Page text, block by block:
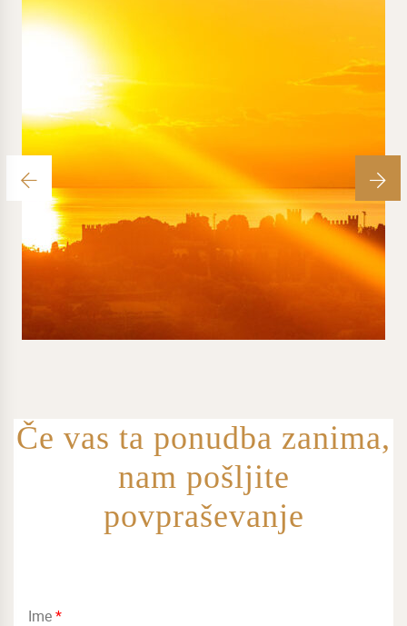
Če vas ta ponudba zanima,
nam pošljite
povpraševanje
Ime*